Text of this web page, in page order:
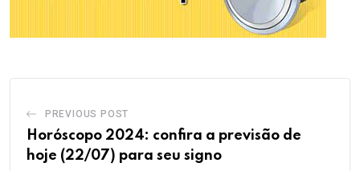
PREVIOUS POST
Horóscopo 2024: confira a previsão de
hoje (22/07) para seu signo